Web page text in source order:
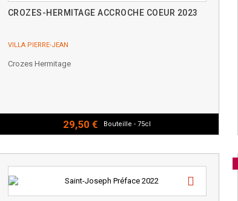
CROZES-HERMITAGE ACCROCHE COEUR 2023
VILLA PIERRE-JEAN
Crozes Hermitage
29,50 € Bouteille - 75cl